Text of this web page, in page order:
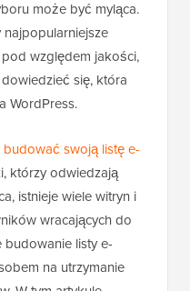
może być myląca.
względem jakości,
się, która
WordPress.
swoją listę e-
którzy odwiedzają
istnieje wiele witryn i
wracających do
budowanie listy e-
na utrzymanie